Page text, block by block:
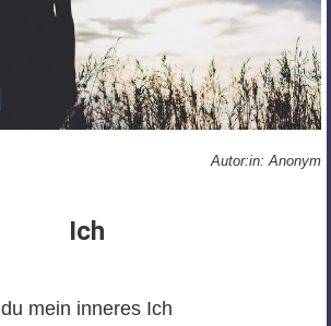
Autor:in: Anonym
Ich
du mein inneres Ich